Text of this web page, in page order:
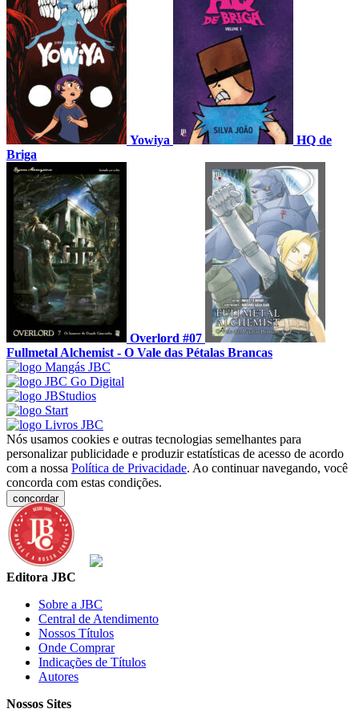
Yowiya
HQ de
Briga
Overlord #07
Fullmetal Alchemist - O Vale das Pétalas Brancas
Nós usamos cookies e outras tecnologias semelhantes para
personalizar publicidade e produzir estatísticas de acesso de acordo
com a nossa Política de Privacidade. Ao continuar navegando, você
concorda com estas condições.
concordar
Editora JBC
Sobre a JBC
Central de Atendimento
Nossos Títulos
Onde Comprar
Indicações de Títulos
Autores
Nossos Sites